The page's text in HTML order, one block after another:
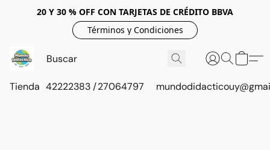
20 Y 30 % OFF CON TARJETAS DE CRÉDITO BBVA
Términos y Condiciones
Tienda 42222383 / 27064797